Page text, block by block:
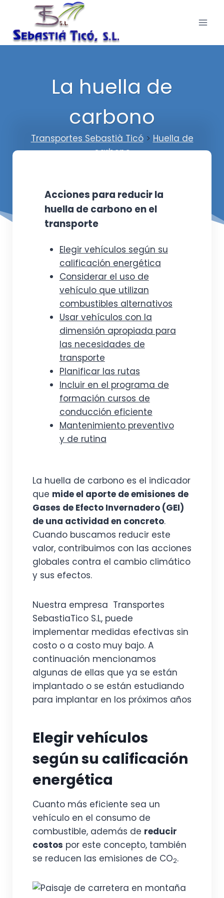
contenido
La huella de
carbono
Transportes Sebastià Ticó> Huella de
carbono
Acciones para reducir la
huella de carbono en el
transporte
Elegir vehículos según su
calificación energética
Considerar el uso de
vehículo que utilizan
combustibles alternativos
Usar vehículos con la
dimensión apropiada para
las necesidades de
transporte
Planificar las rutas
Incluir en el programa de
formación cursos de
conducción eficiente
Mantenimiento preventivo
y de rutina
La huella de carbono es el indicador
que mide el aporte de emisiones de
Gases de Efecto Invernadero (GEI)
de una actividad en concreto.
Cuando buscamos reducir este
valor, contribuimos con las acciones
globales contra el cambio climático
y sus efectos.
Nuestra empresa Transportes
SebastiaTico S.L, puede
implementar medidas efectivas sin
costo o a costo muy bajo. A
continuación mencionamos
algunas de ellas que ya se están
implantado o se están estudiando
para implantar en los próximos años
Elegir vehículos
según su calificación
energética
Cuanto más eficiente sea un
vehículo en el consumo de
combustible, además de reducir
costos por este concepto, también
se reducen las emisiones de CO2.